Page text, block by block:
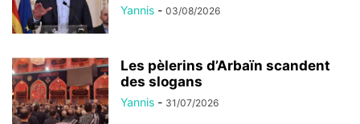
Yannis - 03/08/2026
Les pèlerins d’Arbaïn scandent
des slogans
Yannis - 31/07/2026